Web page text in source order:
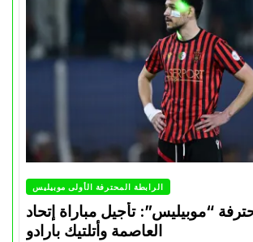
الرابطة المحترفة الأولى موبيليس
“موبيليس”: تأجيل مباراة إتحاد
العاصمة وأتلتيك بارادو